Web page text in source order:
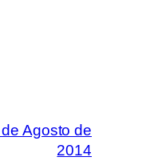
Agosto de
2014